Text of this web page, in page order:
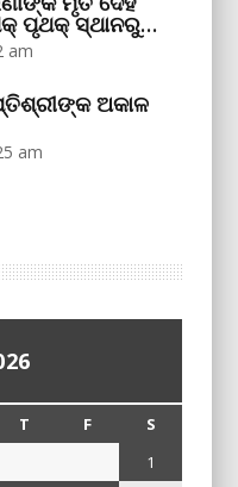
ପୃଥକ୍‌ ସ୍ଥାନରୁ…
am
ଅକାଳ
am
T F
S
1